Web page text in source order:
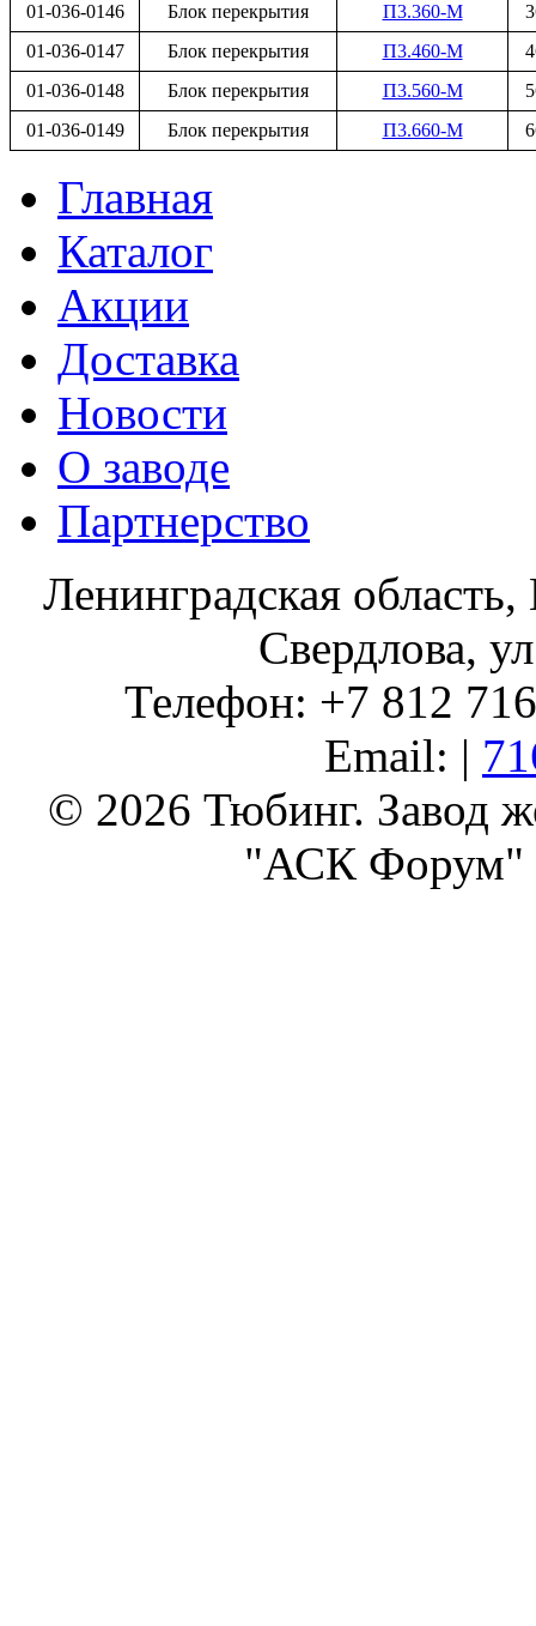
01-036-0146
Блок перекрытия П3.360-М
01-036-0147
Блок перекрытия П3.460-М
01-036-0148
Блок перекрытия П3.560-М
01-036-0149
Блок перекрытия П3.660-М
Главная
Каталог
Акции
Доставка
Новости
О заводе
Партнерство
Ленинградская
Свердлова,
Телефон: +7 812
Email: |
© 2026 Тюбинг. Завод
"АСК Форум"